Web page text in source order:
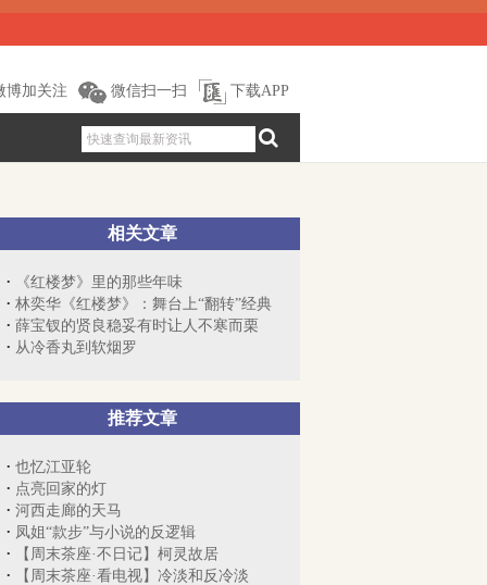
博加关注 微信扫一扫 下载APP
相关文章
《红楼梦》里的那些年味
林奕华《红楼梦》：舞台上“翻转”经典
薛宝钗的贤良稳妥有时让人不寒而栗
从冷香丸到软烟罗
推荐文章
也忆江亚轮
点亮回家的灯
河西走廊的天马
凤姐“款步”与小说的反逻辑
【周末茶座·不日记】柯灵故居
【周末茶座·看电视】冷淡和反冷淡